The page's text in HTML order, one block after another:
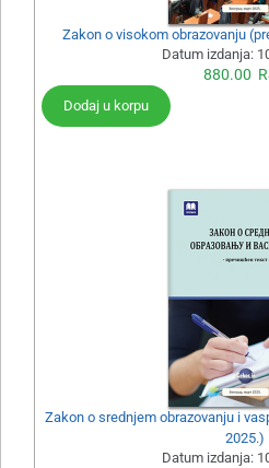
Zakon o visokom obrazovanju
Datum izdanja:
880.00
Dodaj u korpu
Zakon o srednjem obrazovanju i
2025.)
Datum izdanja: